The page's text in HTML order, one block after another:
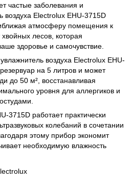
частые заболевания и
воздуха Electrolux EHU-3715D
атмосферу помещения к
лесов, которая
здоровье и самочувствие.
воздуха Electrolux EHU-
на 5 литров и может
до 50 м², восстанавливая
уровня для аллергиков и
3715D работает практически
колебаний в сочетании
этому прибор экономит
необходимую влажность